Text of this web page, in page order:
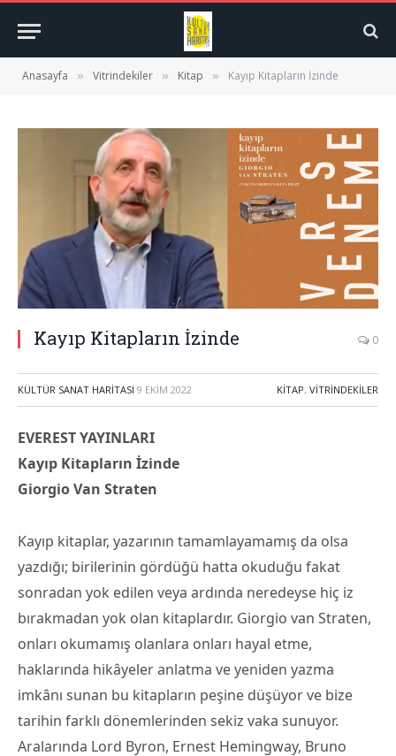
Anasayfa » Vitrindekiler » Kitap » Kayıp Kitapların İzinde
Kayıp Kitapların İzinde 0
KÜLTÜR SANAT HARITASI 9 EKIM 2022 KITAP, VITRINDEKILER
EVEREST YAYINLARI
Kayıp Kitapların İzinde
Giorgio Van Straten
Kayıp kitaplar, yazarının tamamlayamamış da olsa
yazdığı; birilerinin gördüğü hatta okuduğu fakat
sonradan yok edilen veya ardında neredeyse hiç iz
bırakmadan yok olan kitaplardır. Giorgio van Straten,
onları okumamış olanlara onları hayal etme,
haklarında hikâyeler anlatma ve yeniden yazma
imkânı sunan bu kitapların peşine düşüyor ve bize
tarihin farklı dönemlerinden sekiz vaka sunuyor.
Aralarında Lord Byron, Ernest Hemingway, Bruno